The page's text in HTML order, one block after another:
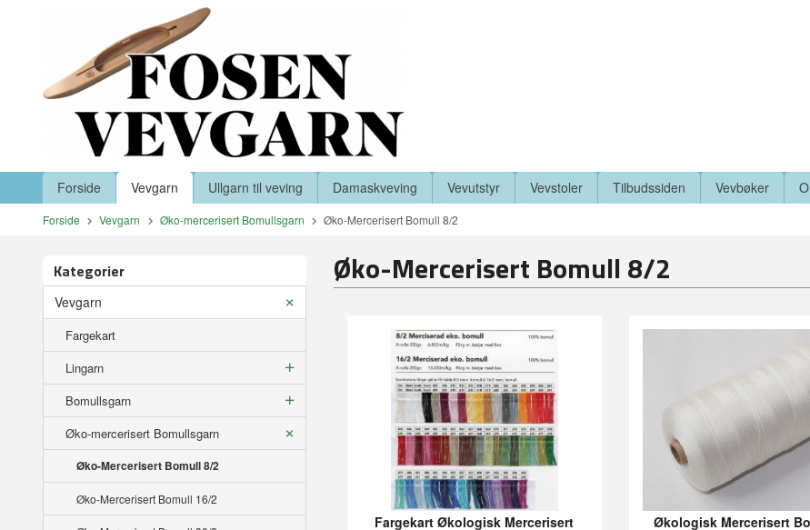
Produkter
Forside Vevgarn Ullgarn til veving Damaskveving Vevutstyr Vevstoler Tilbudssiden Vevbøker
Forside Vevgarn Øko-mercerisert Bomullsgarn Øko-Mercerisert Bomull 8/2
Kategorier
Vevgarn
Fargekart
Lingarn
Bomullsgarn
Øko-mercerisert Bomullsgarn
Øko-Mercerisert Bomull 8/2
Øko-Mercerisert Bomull 16/2
Øko-Mercerisert Bomull 8/2
Fargekart Økologisk Mercerisert
Økologisk Mercerisert